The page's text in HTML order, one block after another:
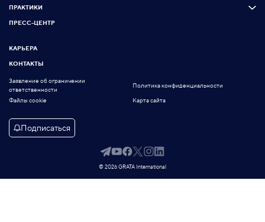
ПРАКТИКИ
ПРЕСС-ЦЕНТР
КАРЬЕРА
КОНТАКТЫ
Заявление об ограничении
ответственности
Политика конфиденциальности
Файлы cookie Карта сайта
Подписаться
© 2026 GRATA International